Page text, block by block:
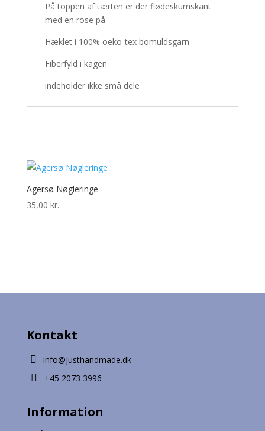
På toppen af tærten er der flødeskumskant
med en rose på
Hæklet i 100% oeko-tex bomuldsgarn
Fiberfyld i kagen
indeholder ikke små dele
Agersø Nøgleringe
35,00 kr.
Kontakt
 info@justhandmade.dk
 +45 2073 3996
Information